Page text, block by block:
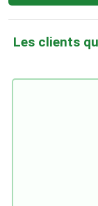
Les clients